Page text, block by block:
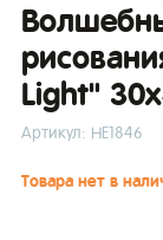
Light"
Артикул: НЕ1846
Товара нет в